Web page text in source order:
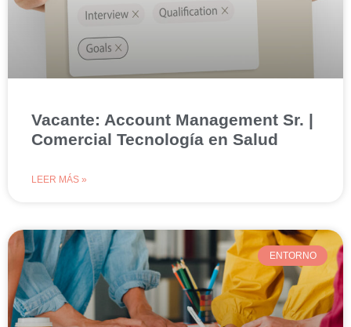
Vacante: Account Management Sr. |
Comercial Tecnología en Salud
LEER MÁS »
ENTORNO